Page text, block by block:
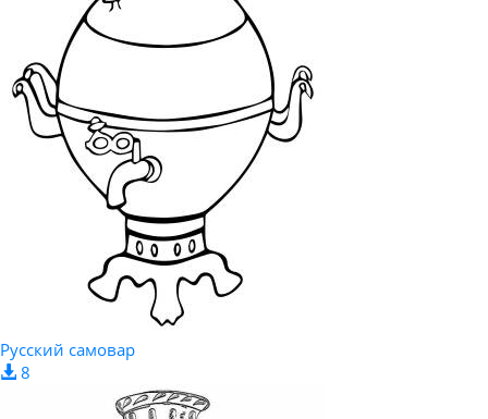
Русский самовар
8